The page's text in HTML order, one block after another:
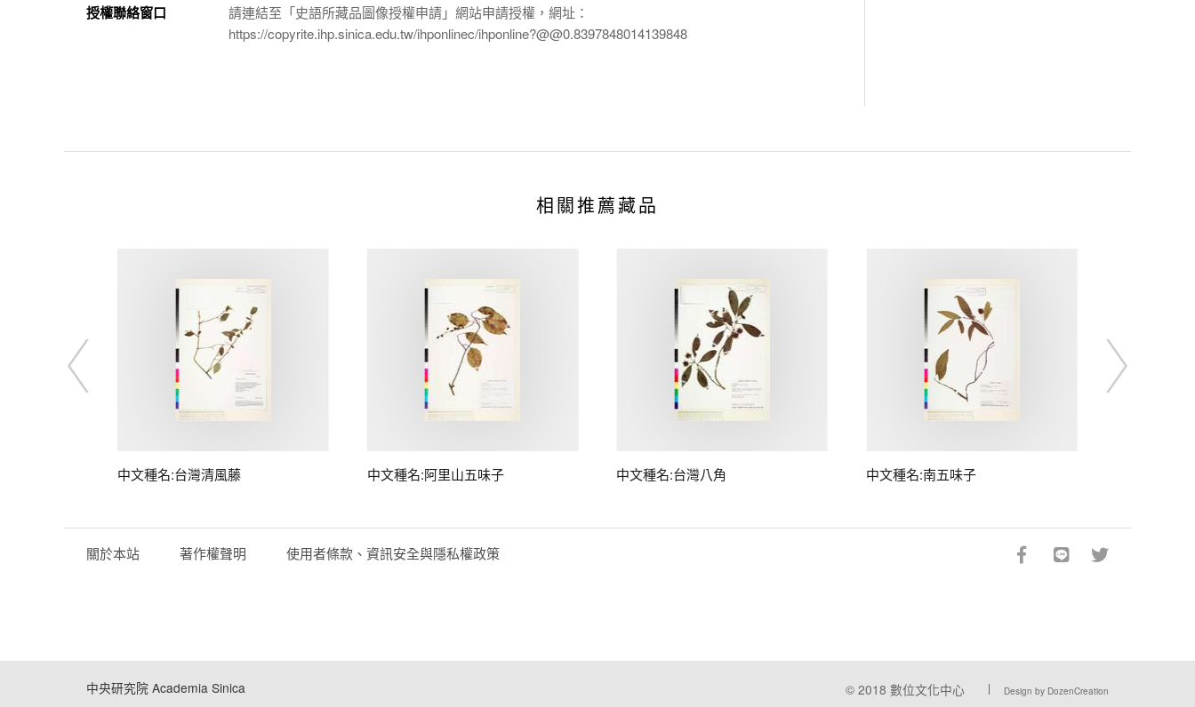
授權聯絡窗口
請連結至「史語所藏品圖像授權申請」網站申請授權，網址：
https://copyrite.ihp.sinica.edu.tw/ihponlinec/ihponline?@@0.8397848014139848
相關推薦藏品
中文種名:台灣清風藤 中文種名:阿里山五味子 中文種名:台灣八角 中文種名:南五味子
關於本站 著作權聲明 使用者條款、資訊安全與隱私權政策
中央研究院 Academia Sinica © 2018 數位文化中心 Design by DozenCreation